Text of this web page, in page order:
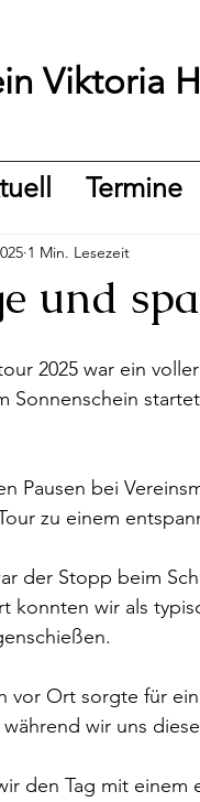
Viktoria
Termine
und
1 Min. Lesezeit
2025 war ein
Sonnenschein
Pausen bei
zu einem
der Stopp beim
konnten wir als
vor Ort sorgte für
wir uns
den Tag mit